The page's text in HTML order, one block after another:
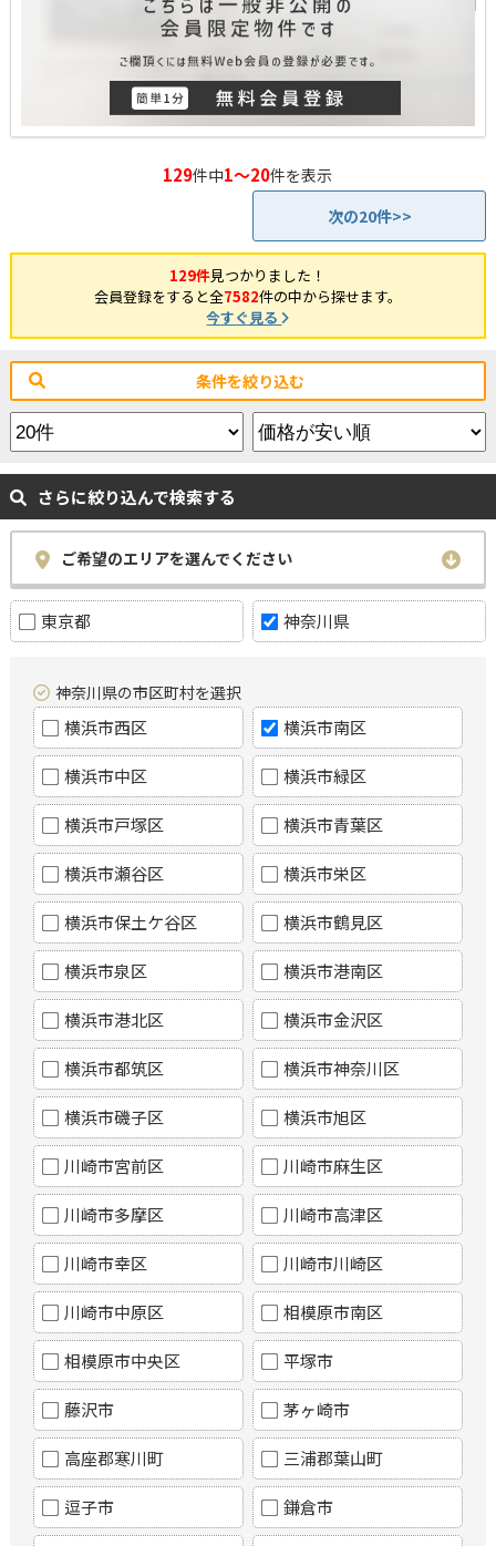
129件中1～20件を表示
次の20件>>
129件見つかりました！
会員登録をすると全7582件の中から探せます。
今すぐ見る
条件を絞り込む
さらに絞り込んで検索する
ご希望のエリアを選んでください
東京都 神奈川県
神奈川県の市区町村を選択
横浜市西区 横浜市南区
横浜市中区 横浜市緑区
横浜市戸塚区 横浜市青葉区
横浜市瀬谷区 横浜市栄区
横浜市保土ケ谷区 横浜市鶴見区
横浜市泉区 横浜市港南区
横浜市港北区 横浜市金沢区
横浜市都筑区 横浜市神奈川区
横浜市磯子区 横浜市旭区
川崎市宮前区 川崎市麻生区
川崎市多摩区 川崎市高津区
川崎市幸区 川崎市川崎区
川崎市中原区 相模原市南区
相模原市中央区 平塚市
藤沢市 茅ヶ崎市
高座郡寒川町 三浦郡葉山町
逗子市 鎌倉市